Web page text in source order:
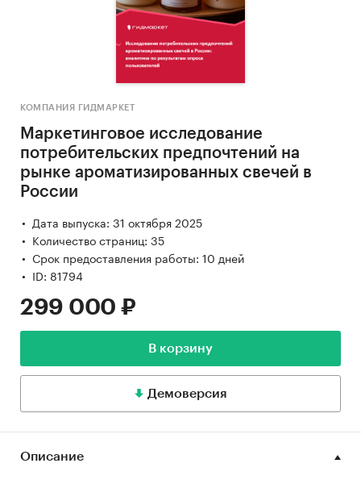
КОМПАНИЯ ГИДМАРКЕТ
Маркетинговое исследование
потребительских предпочтений на
рынке ароматизированных свечей в
России
Дата выпуска: 31 октября 2025
Количество страниц: 35
Срок предоставления работы: 10 дней
ID: 81794
299 000 ₽
В корзину
Демоверсия
Описание